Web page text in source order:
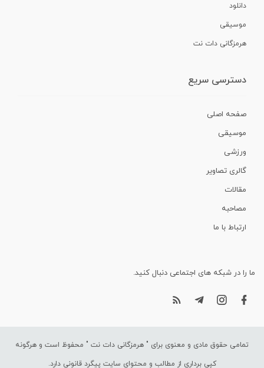
دانلود
موسیقی
هرمزگانی دات نت
دسترسی سریع
صفحه اصلی
موسیقی
ورزشی
گالری تصاویر
مقالات
مصاحبه
ارتباط با ما
ما را در شبکه های اجتماعی دنبال کنید.
تمامی حقوق مادی و معنوی برای " هرمزگانی دات نت " محفوظ است و هرگونه
کپی برداری از مطالب و محتوای سایت پیگرد قانونی دارد.